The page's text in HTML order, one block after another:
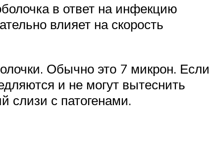
в ответ на инфекцию
влияет на скорость
Обычно это 7 микрон. Если
и не могут вытеснить
слизи с патогенами.